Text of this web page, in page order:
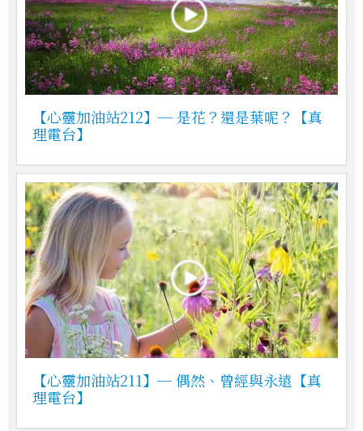
【心靈加油站212】─ 是花？還是葉呢？【真
理電台】
【心靈加油站211】─ 偶然、曾經與永遠【真
理電台】